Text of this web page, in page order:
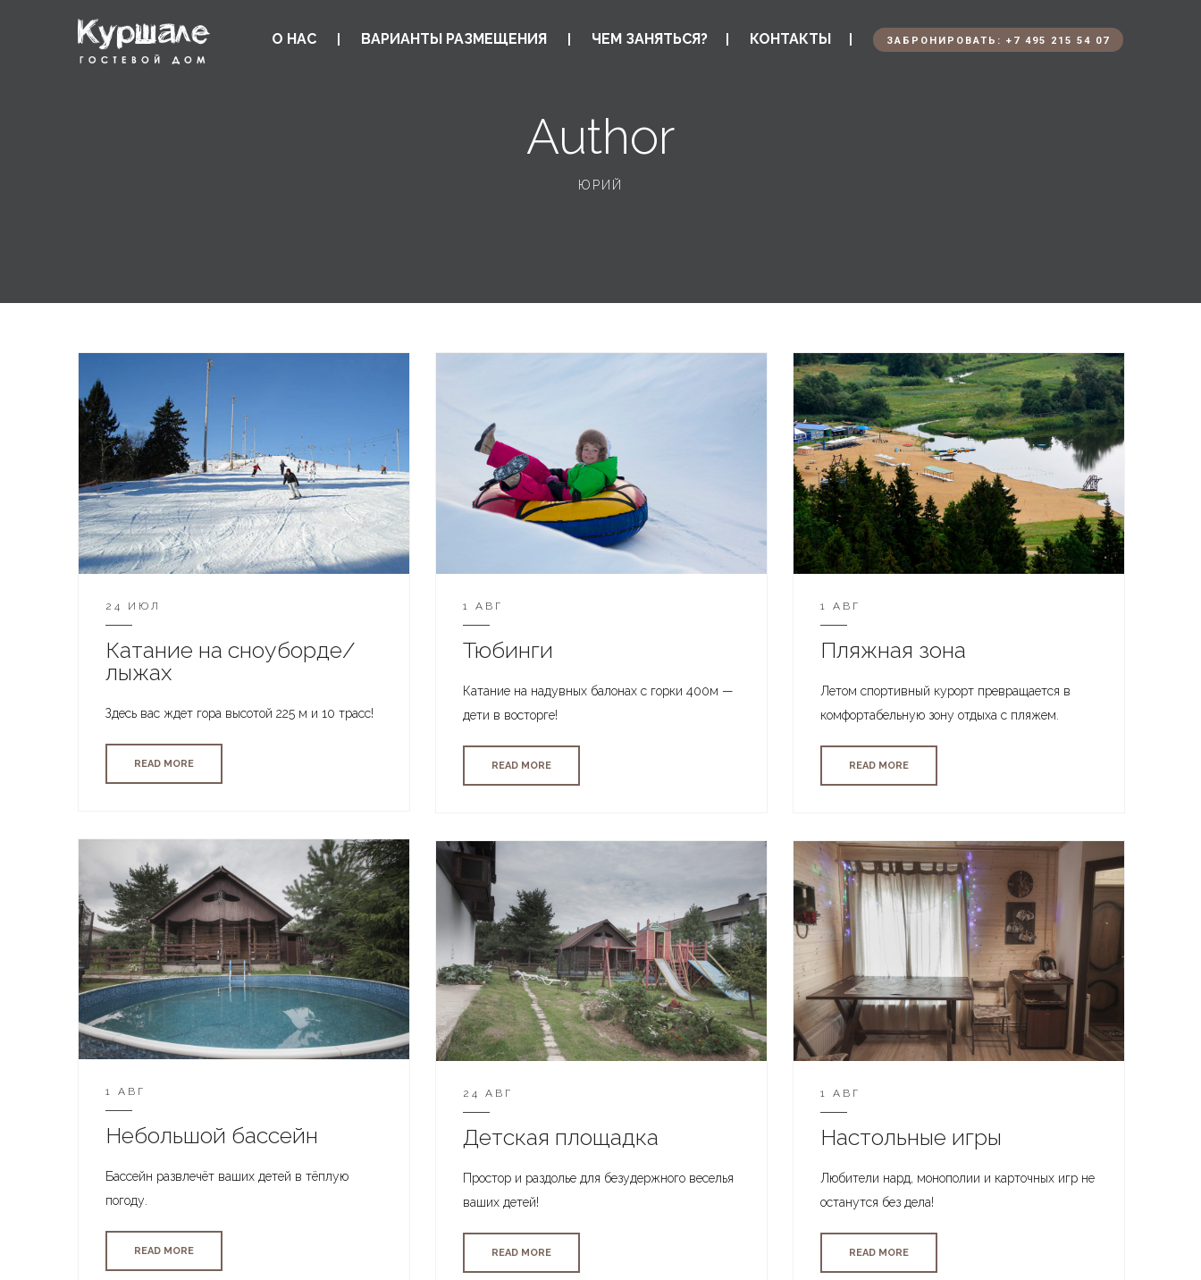
О НАС ВАРИАНТЫ РАЗМЕЩЕНИЯ ЧЕМ ЗАНЯТЬСЯ? КОНТАКТЫ ЗАБРОНИРОВАТЬ: +7 495 215 54 07
Author
ЮРИЙ
24 ИЮЛ
Катание на сноуборде/
лыжах
Здесь вас ждет гора высотой 225 м и 10 трасс!
READ MORE
1 АВГ
Тюбинги
Катание на надувных балонах с горки 400м —
дети в восторге!
READ MORE
1 АВГ
Пляжная зона
Летом спортивный курорт превращается в
комфортабельную зону отдыха с пляжем.
READ MORE
1 АВГ
Небольшой бассейн
Бассейн развлечёт ваших детей в тёплую
погоду.
READ MORE
24 АВГ
Детская площадка
Простор и раздолье для безудержного веселья
ваших детей!
READ MORE
1 АВГ
Настольные игры
Любители нард, монополии и карточных игр не
останутся без дела!
READ MORE